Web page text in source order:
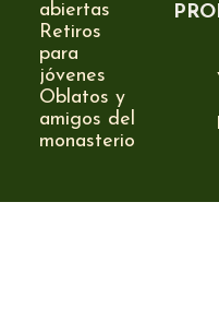
abiertas
Retiros
para
jóvenes
Oblatos y
amigos del
monasterio